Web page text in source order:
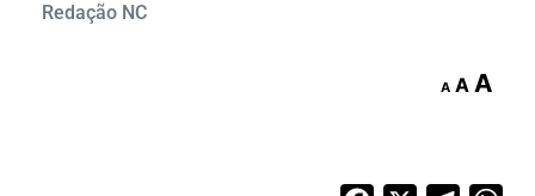
Redação NC
A A A